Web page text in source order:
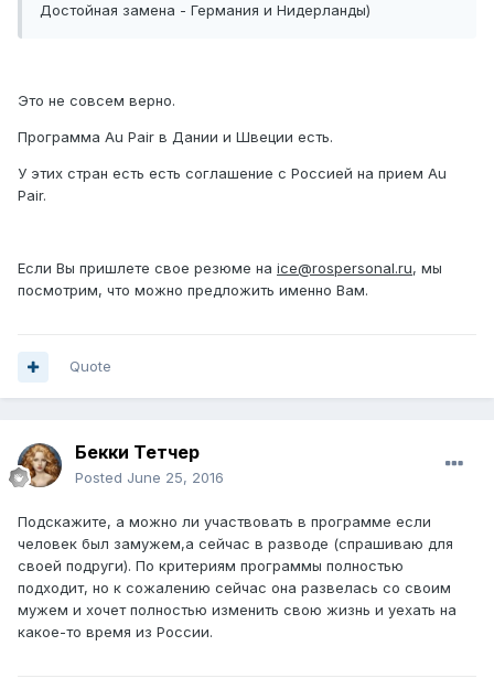
Достойная замена - Германия и Нидерланды)
Это не совсем верно.
Программа Au Pair в Дании и Швеции есть.
У этих стран есть есть соглашение с Россией на прием Au
Pair.
Если Вы пришлете свое резюме на ice@rospersonal.ru, мы
посмотрим, что можно предложить именно Вам.
Quote
Бекки Тетчер
Posted June 25, 2016
Подскажите, а можно ли участвовать в программе если
человек был замужем,а сейчас в разводе (спрашиваю для
своей подруги). По критериям программы полностью
подходит, но к сожалению сейчас она развелась со своим
мужем и хочет полностью изменить свою жизнь и уехать на
какое-то время из России.